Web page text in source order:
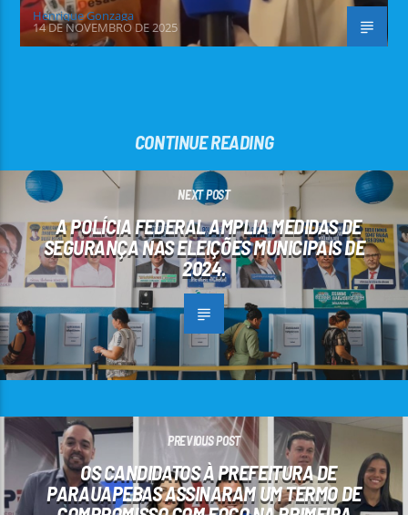
Henrique Gonzaga
14 DE NOVEMBRO DE 2025
CONTINUE READING
NEXT POST
A POLÍCIA FEDERAL AMPLIA MEDIDAS DE
SEGURANÇA NAS ELEIÇÕES MUNICIPAIS DE
2024.
PREVIOUS POST
OS CANDIDATOS À PREFEITURA DE
PARAUAPEBAS ASSINARAM UM TERMO DE